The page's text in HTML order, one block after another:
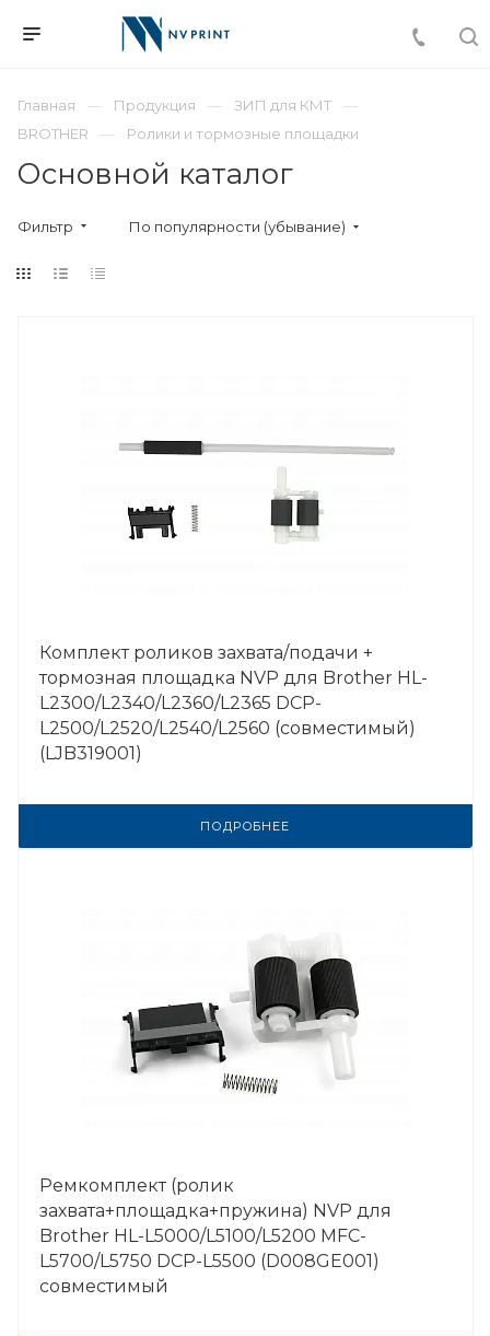
Главная Продукция
ЗИП для КМТ
BROTHER
Ролики и тормозные площадки
Основной каталог
Фильтр По популярности (убывание)
Комплект роликов захвата/подачи +
тормозная площадка NVP для Brother HL-
L2300/L2340/L2360/L2365 DCP-
L2500/L2520/L2540/L2560 (совместимый)
(LJB319001)
ПОДРОБНЕЕ
Ремкомплект (ролик
захвата+площадка+пружина) NVP для
Brother HL-L5000/L5100/L5200 MFC-
L5700/L5750 DCP-L5500 (D008GE001)
совместимый